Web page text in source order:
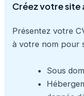
Créez votre
Présentez votre
à votre nom pour
Sous